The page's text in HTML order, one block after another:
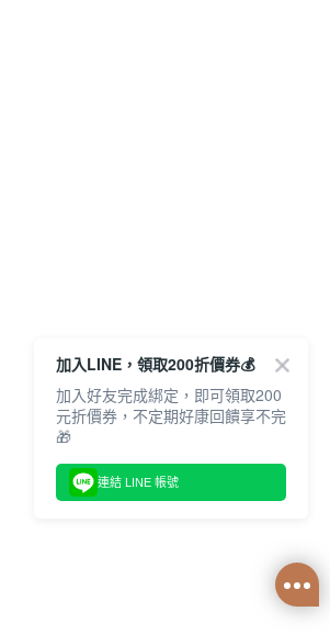
加入LINE，領取200折價券💰
加入好友完成綁定，即可領取200
元折價券，不定期好康回饋享不完
🎁
連結 LINE 帳號